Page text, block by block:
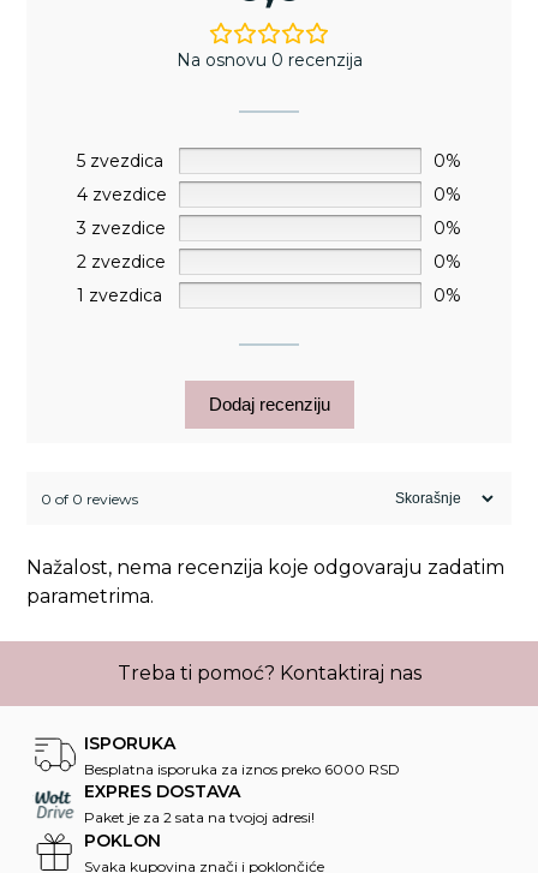
Na osnovu 0 recenzija
5 zvezdica
0%
4 zvezdice
0%
3 zvezdice
0%
2 zvezdice
0%
1 zvezdica
0%
Dodaj recenziju
0 of 0 reviews
Nažalost, nema recenzija koje odgovaraju zadatim
parametrima.
Treba ti pomoć? Kontaktiraj nas
ISPORUKA
Besplatna isporuka za iznos preko 6000 RSD
EXPRES DOSTAVA
Paket je za 2 sata na tvojoj adresi!
POKLON
Svaka kupovina znači i poklončiće